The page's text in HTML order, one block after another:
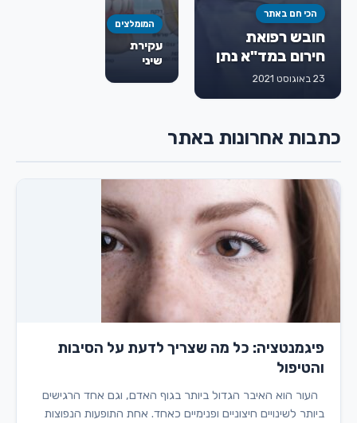
הכי חם באתר
חובש רפואת
חירום במד"א נתן
גורמן ז"ל
23 באוגוסט 2021
המומלצים
עקירת
שיני
ומה
לדעת
מראש
כתבות אחרונות באתר
פיגמנטציה: כל מה שצריך לדעת על הסיבות
והטיפול
העור הוא האיבר הגדול ביותר בגוף האדם, וגם אחד הרגישים
ביותר לשינויים חיצוניים ופנימיים כאחד. אחת התופעות הנפוצות